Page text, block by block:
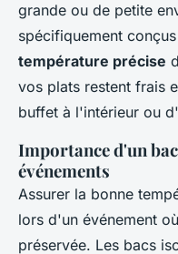
grande ou de petite
spécifiquement
température précise
vos plats restent frais
buffet à l'intérieur ou
Importance d'un
événements
Assurer la bonne
lors d'un événement
préservée. Les bacs